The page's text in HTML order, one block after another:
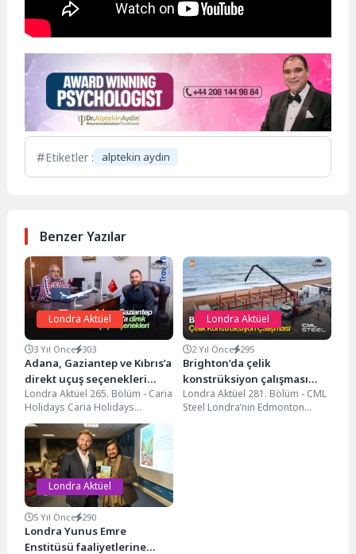
Etiketler : alptekin aydın
Benzer Yazılar
Londra Aktüel
3 Yıl Önce 303
Adana, Gaziantep ve Kıbrıs’a
direkt uçuş seçenekleri…
Londra Aktüel 265. Bölüm - Caria
Holidays Caria Holidays
yöneticisi Engin Sertoğlu bu
döneme özel...
Londra Aktüel
2 Yıl Önce 295
Brighton’da çelik
konstrüksiyon çalışması…
Londra Aktüel 281. Bölüm - CML
Steel Londra’nın Edmonton
Londra Aktüel
5 Yıl Önce 290
Londra Yunus Emre
Enstitüsü faaliyetlerine